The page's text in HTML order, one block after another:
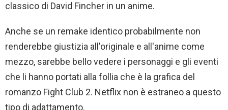
classico di David Fincher in un anime.
Anche se un remake identico probabilmente non
renderebbe giustizia all'originale e all'anime come
mezzo, sarebbe bello vedere i personaggi e gli eventi
che li hanno portati alla follia che è la grafica del
romanzo Fight Club 2. Netflix non è estraneo a questo
tipo di adattamento.